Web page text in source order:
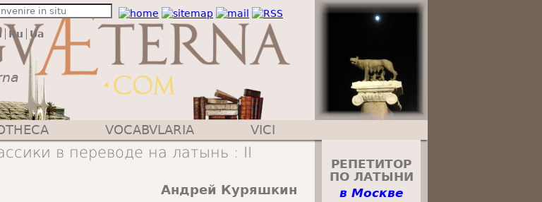
Ru Ua
в переводе на латынь : II
Андрей Куряшкин
VOCABVLARIA VICI
РЕПЕТИТОР
ПО ЛАТЫНИ
в Москве